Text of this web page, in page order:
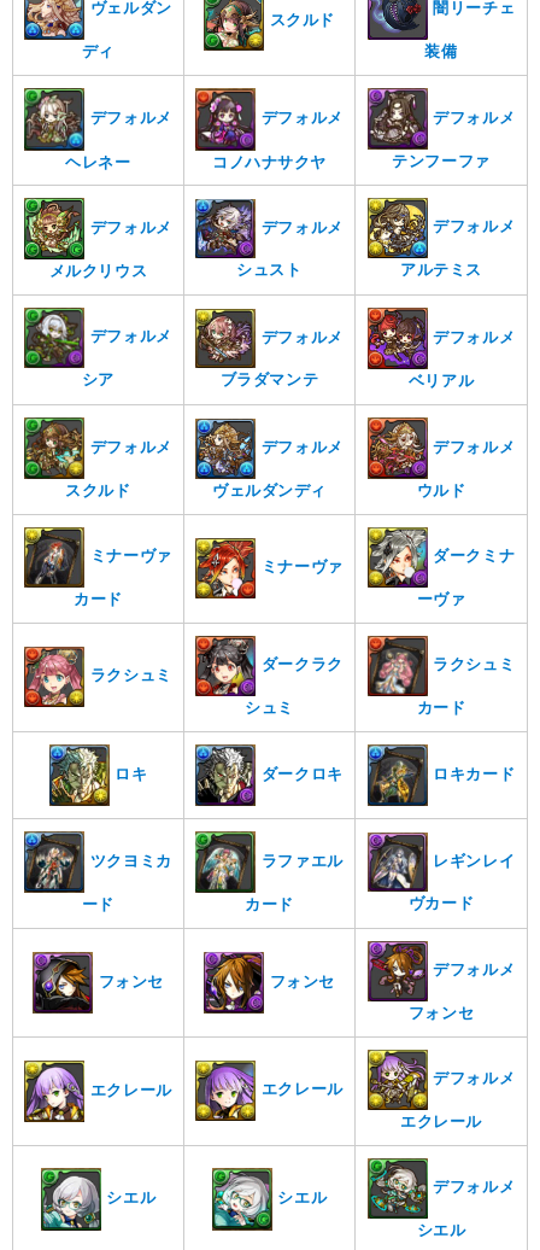
ヴェルダン
ディ
スクルド
闇リーチェ
装備
デフォルメ
ヘレネー
デフォルメ
コノハナサクヤ
デフォルメ
テンフーファ
デフォルメ
メルクリウス
デフォルメ
シュスト
デフォルメ
アルテミス
デフォルメ
シア
デフォルメ
ブラダマンテ
デフォルメ
ベリアル
デフォルメ
スクルド
デフォルメ
ヴェルダンディ
デフォルメ
ウルド
ミナーヴァ
カード
ミナーヴァ
ダークミナ
ーヴァ
ラクシュミ
ダークラク
シュミ
ラクシュミ
カード
ロキ ダークロキ ロキカード
ツクヨミカ
ード
ラファエル
カード
レギンレイ
ヴカード
フォンセ フォンセ
デフォルメ
フォンセ
エクレール エクレール
デフォルメ
エクレール
シエル シエル
デフォルメ
シエル